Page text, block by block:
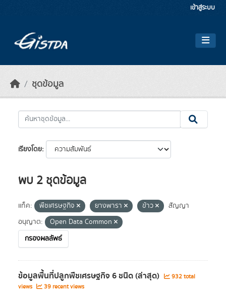
เข้าสู่ระบบ
ชุดข้อมูล
เรียงโดย
พบ 2 ชุดข้อมูล
แท็ค: พืชเศรษฐกิจ ยางพารา ข้าว
สัญญา
อนุญาต:
Open Data Common
กรองผลลัพธ์
ข้อมูลพื้นที่ปลูกพืชเศรษฐกิจ 6 ชนิด (ล่าสุด)
932 total
views
39 recent views